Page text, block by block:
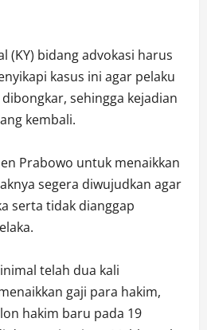
(KY) bidang advokasi harus
kasus ini agar pelaku
sehingga kejadian
kembali.
Prabowo untuk menaikkan
segera diwujudkan agar
serta tidak dianggap
telah dua kali
gaji para hakim,
hakim baru pada 19